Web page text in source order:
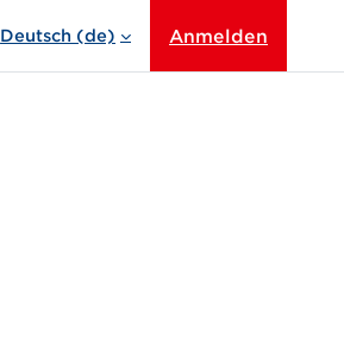
Deutsch ‎(de)‎ Anmelden